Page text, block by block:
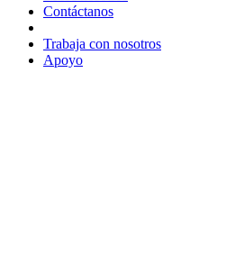
Contáctanos
Trabaja con nosotros
Apoyo